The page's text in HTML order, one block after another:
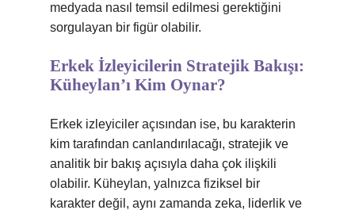
medyada nasıl temsil edilmesi gerektiğini
sorgulayan bir figür olabilir.
Erkek İzleyicilerin Stratejik Bakışı:
Küheylan’ı Kim Oynar?
Erkek izleyiciler açısından ise, bu karakterin
kim tarafından canlandırılacağı, stratejik ve
analitik bir bakış açısıyla daha çok ilişkili
olabilir. Küheylan, yalnızca fiziksel bir
karakter değil, aynı zamanda zeka, liderlik ve